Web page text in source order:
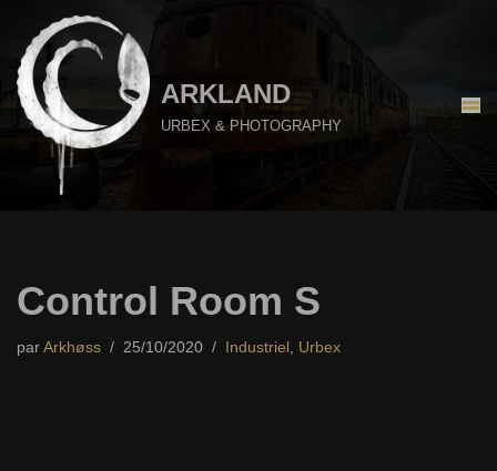
Aller
au
contenu
ARKLAND
URBEX & PHOTOGRAPHY
Control Room S
par Arkhøss 25/10/2020 Industriel , Urbex